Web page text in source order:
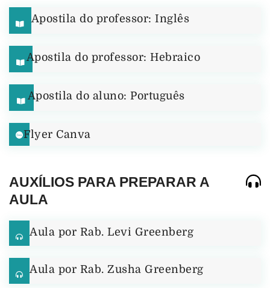
Apostila do professor: Inglês
Apostila do professor: Hebraico
Apostila do aluno: Português
Flyer Canva
AUXÍLIOS PARA PREPARAR A
AULA
Aula por Rab. Levi Greenberg
Aula por Rab. Zusha Greenberg